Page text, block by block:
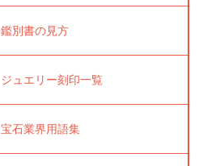
鑑別書の見方
ジュエリー刻印一覧
宝石業界用語集